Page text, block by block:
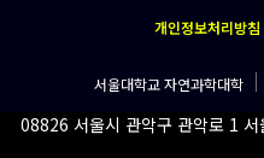
개인정보처리방침
서울대학교 자연과학대학
08826 서울시 관악구 관악로 1 서